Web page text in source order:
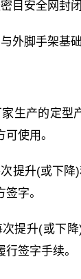
目安全网封
外脚手架基
生产的定型
使用。
提升(或下
字。
提升(或下
签字手续。